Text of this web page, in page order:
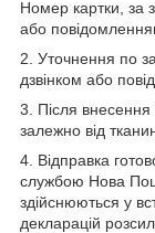
Номер картки, за
або
2. Уточнення по
дзвінком або
3. Після внесення
залежно від
4. Відправка
службою Нова
здійснюються у
декларацій